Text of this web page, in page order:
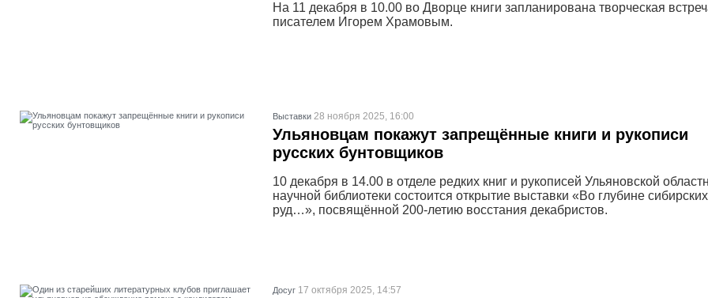
На 11 декабря в 10.00 во Дворце книги запланирована творческая
писателем Игорем Храмовым.
Выставки 28 ноября 2025, 16:00
Ульяновцам покажут запрещённые книги и рукописи
русских бунтовщиков
10 декабря в 14.00 в отделе редких книг и рукописей Ульяновской
научной библиотеки состоится открытие выставки «Во глубине сибирских
руд…», посвящённой 200-летию восстания декабристов.
Досуг 17 октября 2025, 14:57